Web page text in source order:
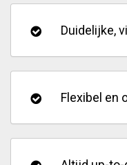
Duidelijke,
Flexibel en